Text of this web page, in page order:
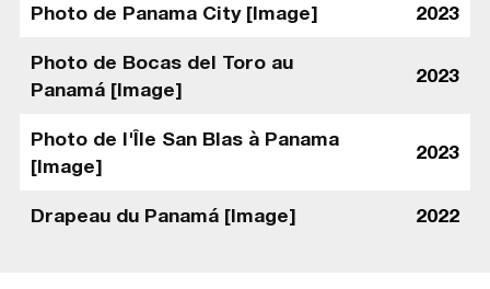
Photo de Panama City [Image] 2023
Photo de Bocas del Toro au
Panamá [Image]
2023
Photo de l'Île San Blas à Panama
[Image]
2023
Drapeau du Panamá [Image] 2022